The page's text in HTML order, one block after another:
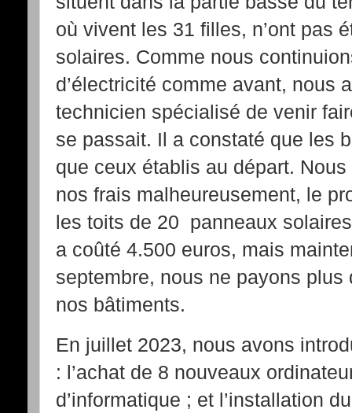
où vivent les 31 filles, n’ont pas
solaires. Comme nous
d’électricité comme avant, nous
technicien spécialisé de venir
se passait. Il a constaté que les
que ceux établis au départ.
nos frais malheureusement, le
les toits de 20 panneaux
a coûté 4.500 euros, mais
septembre, nous ne payons plus
nos bâtiments.
En juillet 2023, nous avons
: l’achat de 8 nouveaux
d’informatique ; et l’installation